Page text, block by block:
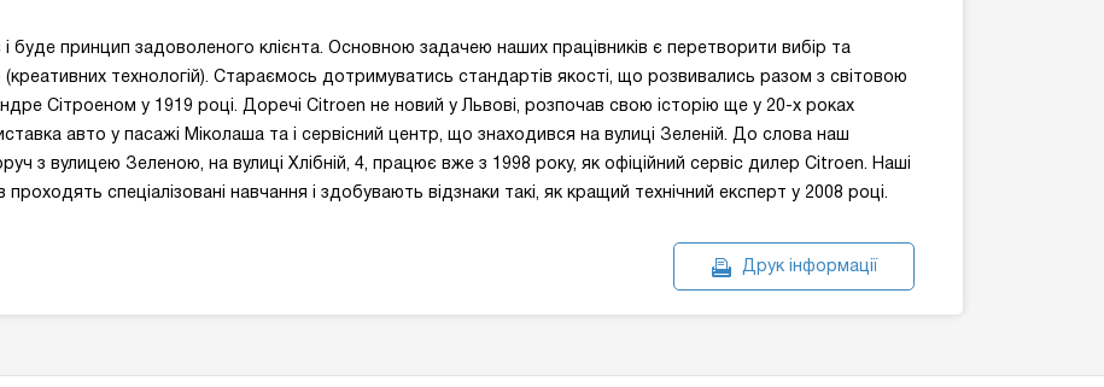
і буде принцип задоволеного клієнта. Основною задачею наших працівників є перетворити вибір та
технологій). Стараємось дотримуватись стандартів якості, що розвивались разом з світовою
Сітроеном у 1919 році. Доречі Citroen не новий у Львові, розпочав свою історію ще у 20-х роках
авто у пасажі Міколаша та і сервісний центр, що знаходився на вулиці Зеленій. До слова наш
з вулицею Зеленою, на вулиці Хлібній, 4, працює вже з 1998 року, як офіційний сервіс дилер Citroen. Наші
спеціалізовані навчання і здобувають відзнаки такі, як кращий технічний експерт у 2008 році.
Друк інформації